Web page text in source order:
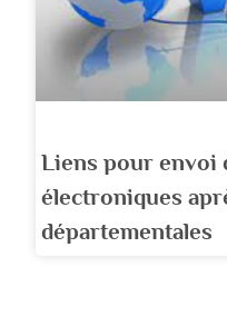
Liens pour envoi
électroniques
départementales